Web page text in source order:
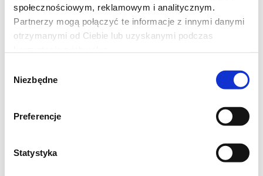
społecznościowym, reklamowym i analitycznym.
Partnerzy mogą połączyć te informacje z innymi danymi
otrzymanymi od Ciebie lub uzyskanymi podczas
zgody
Niezbędne
Preferencje
Statystyka